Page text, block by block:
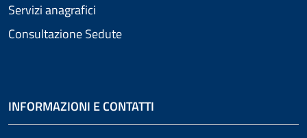
Servizi anagrafici
Consultazione Sedute
INFORMAZIONI E CONTATTI